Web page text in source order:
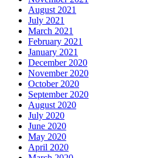
August 2021
July 2021
March 2021
February 2021
January 2021
December 2020
November 2020
October 2020
September 2020
August 2020
July 2020
June 2020
May 2020
April 2020